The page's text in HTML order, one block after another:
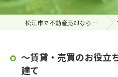
松江市で不動産売却ならピタットハウス松江上乃木店
～賃貸・売買のお役立
建て